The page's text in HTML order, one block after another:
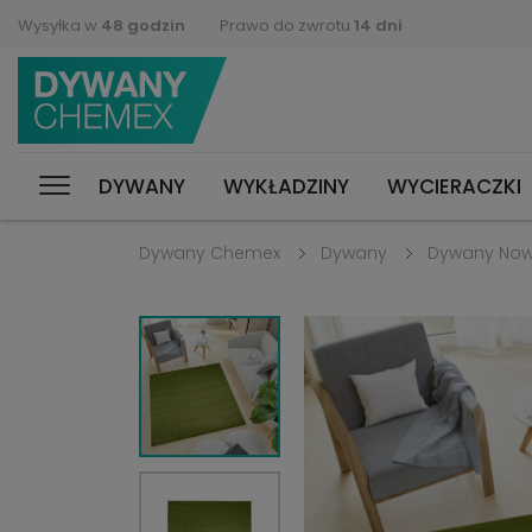
Wysyłka w 48 godzin Prawo do zwrotu 14 dni
DYWANY WYKŁADZINY WYCIERACZKI
Dywany Chemex Dywany Dywany